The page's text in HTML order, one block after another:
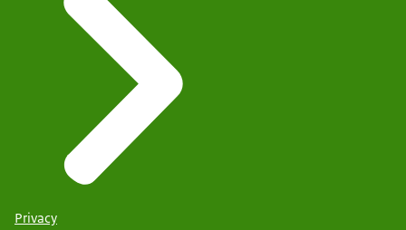
Privacy